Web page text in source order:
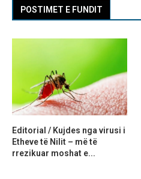
POSTIMET E FUNDIT
Editorial / Kujdes nga virusi i
Etheve të Nilit – më të
rrezikuar moshat e...